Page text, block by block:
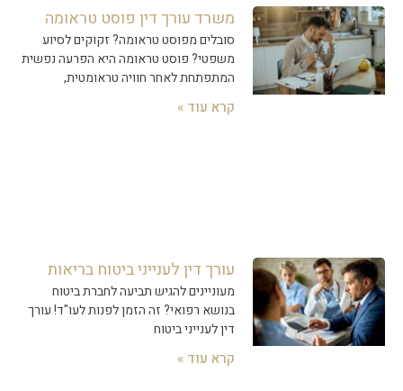
משרד עורך דין פוסט טראומה
סובלים מפוסט טראומה? זקוקים לסיוע
משפטי? פוסט טראומה היא הפרעה נפשית
המתפתחת לאחר חוויה טראומטית,
קרא עוד »
עורך דין לענייני ביטוח בריאות
מעוניינים להגיש תביעה לחברת ביטוח
בנושא רפואי? זה הזמן לפנות לעו"ד! עורך
דין לענייני ביטוח
קרא עוד »